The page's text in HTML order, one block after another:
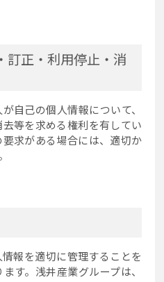
訂正・利用停止・消
自己の個人情報について、
等を求める権利を有してい
求がある場合には、適切か
報を適切に管理することを
す。浅井産業グループは、